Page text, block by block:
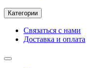
Категории
Связаться с нами
Доставка и оплата